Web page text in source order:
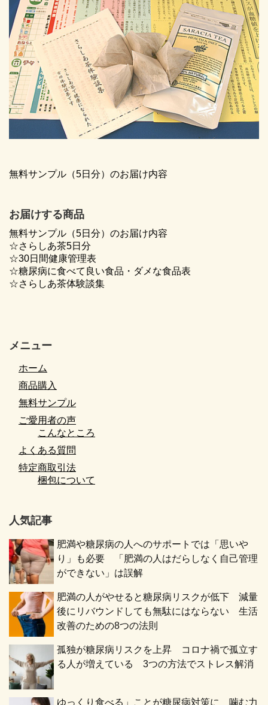
無料サンプル（5日分）のお届け内容
お届けする商品
無料サンプル（5日分）のお届け内容
☆さらしあ茶5日分
☆30日間健康管理表
☆糖尿病に食べて良い食品・ダメな食品表
☆さらしあ茶体験談集
メニュー
ホーム
商品購入
無料サンプル
ご愛用者の声
こんなところ
よくある質問
特定商取引法
梱包について
人気記事
肥満や糖尿病の人へのサポートでは「思いや
り」も必要 「肥満の人はだらしなく自己管理
ができない」は誤解
肥満の人がやせると糖尿病リスクが低下 減量
後にリバウンドしても無駄にはならない 生活
改善のための8つの法則
孤独が糖尿病リスクを上昇 コロナ禍で孤立す
る人が増えている 3つの方法でストレス解消
ゆっくり食べる」ことが糖尿病対策に 噛む力